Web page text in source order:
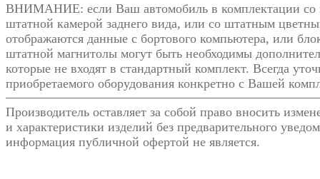
ВНИМАНИЕ: если Ваш автомобиль в комплектации со
штатной камерой заднего вида, или со штатным
отображаются данные с бортового компьютера, или
штатной магнитолы могут быть необходимы
которые не входят в стандартный комплект. Всегда
приобретаемого оборудования конкретно с Вашей
Производитель оставляет за собой право вносить
и характеристики изделий без предварительного
информация публичной офертой не является.